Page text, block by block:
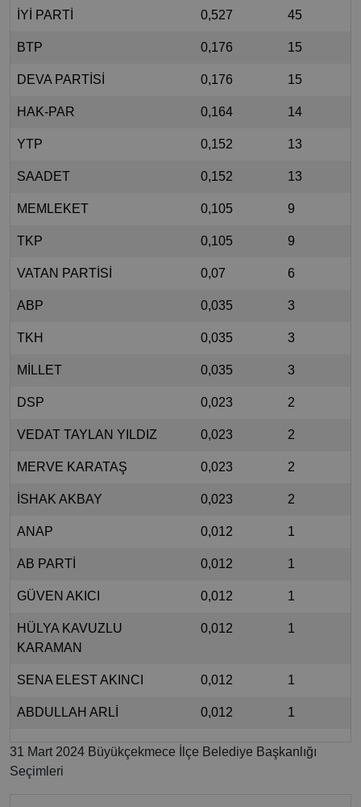
İYİ PARTİ 0,527 45
BTP 0,176 15
DEVA PARTİSİ 0,176 15
HAK-PAR 0,164 14
YTP 0,152 13
SAADET 0,152 13
MEMLEKET 0,105 9
TKP 0,105 9
VATAN PARTİSİ 0,07 6
ABP 0,035 3
TKH 0,035 3
MİLLET 0,035 3
DSP 0,023 2
VEDAT TAYLAN YILDIZ 0,023 2
MERVE KARATAŞ 0,023 2
İSHAK AKBAY 0,023 2
ANAP 0,012 1
AB PARTİ 0,012 1
GÜVEN AKICI 0,012 1
HÜLYA KAVUZLU
KARAMAN
0,012 1
SENA ELEST AKINCI 0,012 1
ABDULLAH ARLİ 0,012 1
31 Mart 2024 Büyükçekmece İlçe Belediye Başkanlığı
Seçimleri